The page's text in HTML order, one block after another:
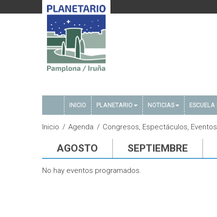
INICIO PLANETARIO NOTICIAS ESCUELA
Inicio Agenda Congresos, Espectáculos,
AGOSTO SEPTIEMBRE
No hay eventos programados.